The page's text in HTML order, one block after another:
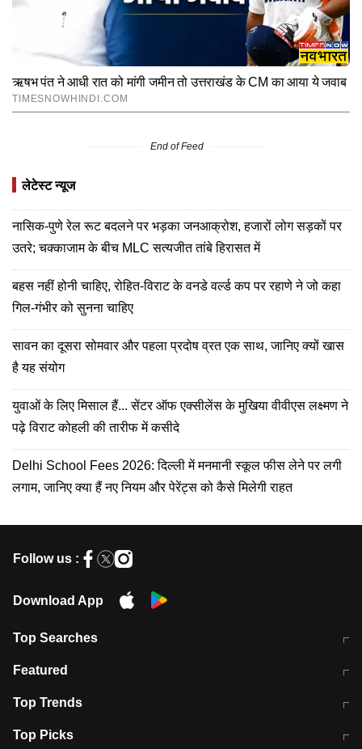
End of Feed
लेटेस्ट न्यूज
नासिक-पुणे रेल रूट बदलने पर भड़का जनआक्रोश, हजारों लोग सड़कों पर
उतरे; चक्काजाम के बीच MLC सत्यजीत तांबे हिरासत में
बहस नहीं होनी चाहिए, रोहित-विराट के वनडे वर्ल्ड कप पर रहाणे ने जो कहा
गिल-गंभीर को सुनना चाहिए
सावन का दूसरा सोमवार और पहला प्रदोष व्रत एक साथ, जानिए क्यों खास
है यह संयोग
युवाओं के लिए मिसाल हैं... सेंटर ऑफ एक्सीलेंस के मुखिया वीवीएस लक्ष्मण ने
पढ़े विराट कोहली की तारीफ में कसीदे
Delhi School Fees 2026: दिल्ली में मनमानी स्कूल फीस लेने पर लगी
लगाम, जानिए क्या हैं नए नियम और पेरेंट्स को कैसे मिलेगी राहत
Follow us :
Download App
Top Searches
मुंबई में लगे 'जेन जी' के पोस्टर, लिखा- 'मैं
Featured
10 अगस्त को विधानसभा का घेराव करेंगे
Top Trends
RBI का नया नियम: अब बैंकों को अपनी सभी
Top Picks